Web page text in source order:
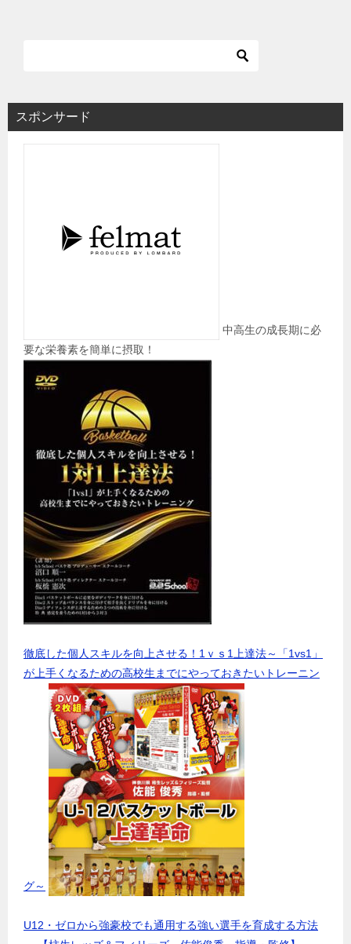
スポンサード
中高生の成長期に必
要な栄養素を簡単に摂取！
徹底した個人スキルを向上させる！1ｖｓ1上達法～「1vs1」
が上手くなるための高校生までにやっておきたいトレーニン
グ～
U12・ゼロから強豪校でも通用する強い選手を育成する方法